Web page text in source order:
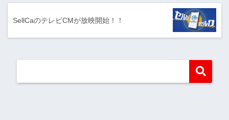
SellCaのテレビCMが放映開始！！